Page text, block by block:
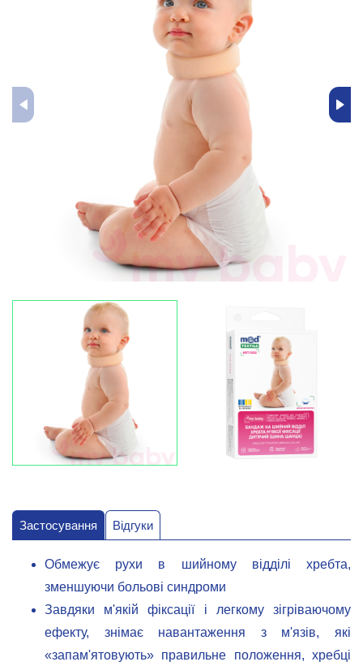
Застосування Відгуки
Обмежує рухи в шийному відділі хребта,
зменшуючи больові синдроми
Завдяки м'якій фіксації і легкому зігріваючому
ефекту, знімає навантаження з м'язів, які
«запам'ятовують» правильне положення, хребці